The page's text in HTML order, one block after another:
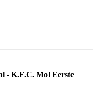
- K.F.C. Mol Eerste